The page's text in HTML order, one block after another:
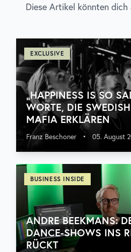
Diese Artikel könnten dich
EXCLUSIVE
„HAPPINESS IS SO
WORTE, DIE
MAFIA ERKLÄREN
Franz Beschoner • 05. August
BUSINESS INSIDE
ANDRE BEEKMANS:
DANCE-SHOWS INS
RÜCKT